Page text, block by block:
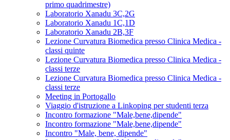
primo quadrimestre)
Laboratorio Xanadu 3C,2G
Laboratorio Xanadu 1C,1D
Laboratorio Xanadu 2B,3F
Lezione Curvatura Biomedica presso Clinica Medica -
classi quinte
Lezione Curvatura Biomedica presso Clinica Medica -
classi terze
Lezione Curvatura Biomedica presso Clinica Medica -
classi terze
Meeting in Portogallo
Viaggio d'istruzione a Linkoping per studenti terza
Incontro formazione "Male,bene,dipende"
Incontro formazione "Male,bene,dipende"
Incontro "Male, bene, dipende"